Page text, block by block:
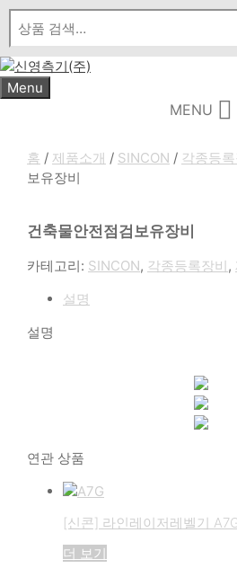
Skip
content
Menu
MENU
홈 / 제품소개 / SINCON / 각종등
보유장비
건축물안전점검보유장비
카테고리: SINCON, 각종등록장비,
설명
설명
연관 상품
[신콘] 라인레이저레벨기
더 보기